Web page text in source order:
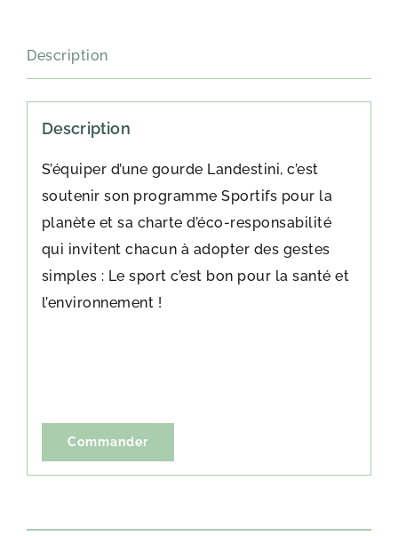
Description
Description
S’équiper d’une gourde Landestini, c’est
soutenir son programme Sportifs pour la
planète et sa charte d’éco-responsabilité
qui invitent chacun à adopter des gestes
simples : Le sport c’est bon pour la santé et
l’environnement !
Commander